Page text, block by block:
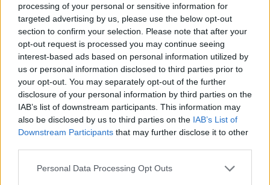
processing of your personal or sensitive information for
targeted advertising by us, please use the below opt-out
section to confirm your selection. Please note that after your
opt-out request is processed you may continue seeing
interest-based ads based on personal information utilized by
us or personal information disclosed to third parties prior to
your opt-out. You may separately opt-out of the further
disclosure of your personal information by third parties on the
IAB’s list of downstream participants. This information may
also be disclosed by us to third parties on the IAB’s List of
Downstream Participants that may further disclose it to other
Please note that this website/app uses one or more Google
Personal Data Processing Opt Outs